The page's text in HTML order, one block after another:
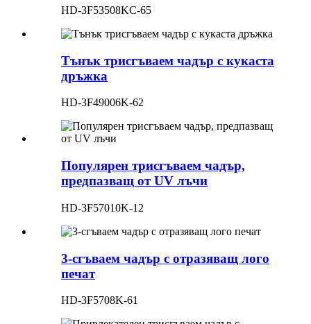
HD-3F53508KC-65
Тънък трисгъваем чадър с кукаста
дръжка
HD-3F49006K-62
Популярен трисгъваем чадър,
предпазващ от UV лъчи
HD-3F57010K-12
3-сгъваем чадър с отразяващ лого
печат
HD-3F5708K-61